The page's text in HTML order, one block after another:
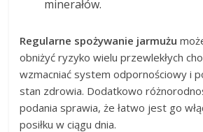
minerałów.
Regularne spożywanie jarmużu
obniżyć ryzyko wielu przewlekłych
wzmacniać system odpornościowy i
stan zdrowia. Dodatkowo
podania sprawia, że łatwo jest go
posiłku w ciągu dnia.